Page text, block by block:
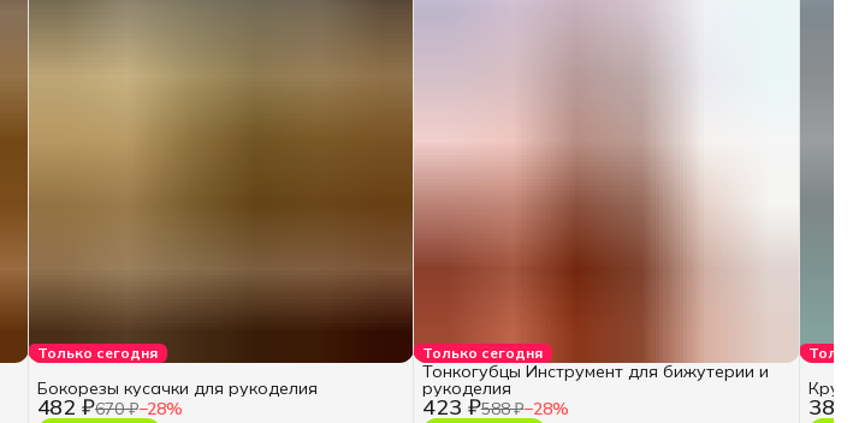
Только сегодня
482 ₽670 ₽−28%
Бокорезы кусачки для рукоделия
Только сегодня
423 ₽588 ₽−28%
Тонкогубцы Инструмент для бижутерии и
рукоделия
383